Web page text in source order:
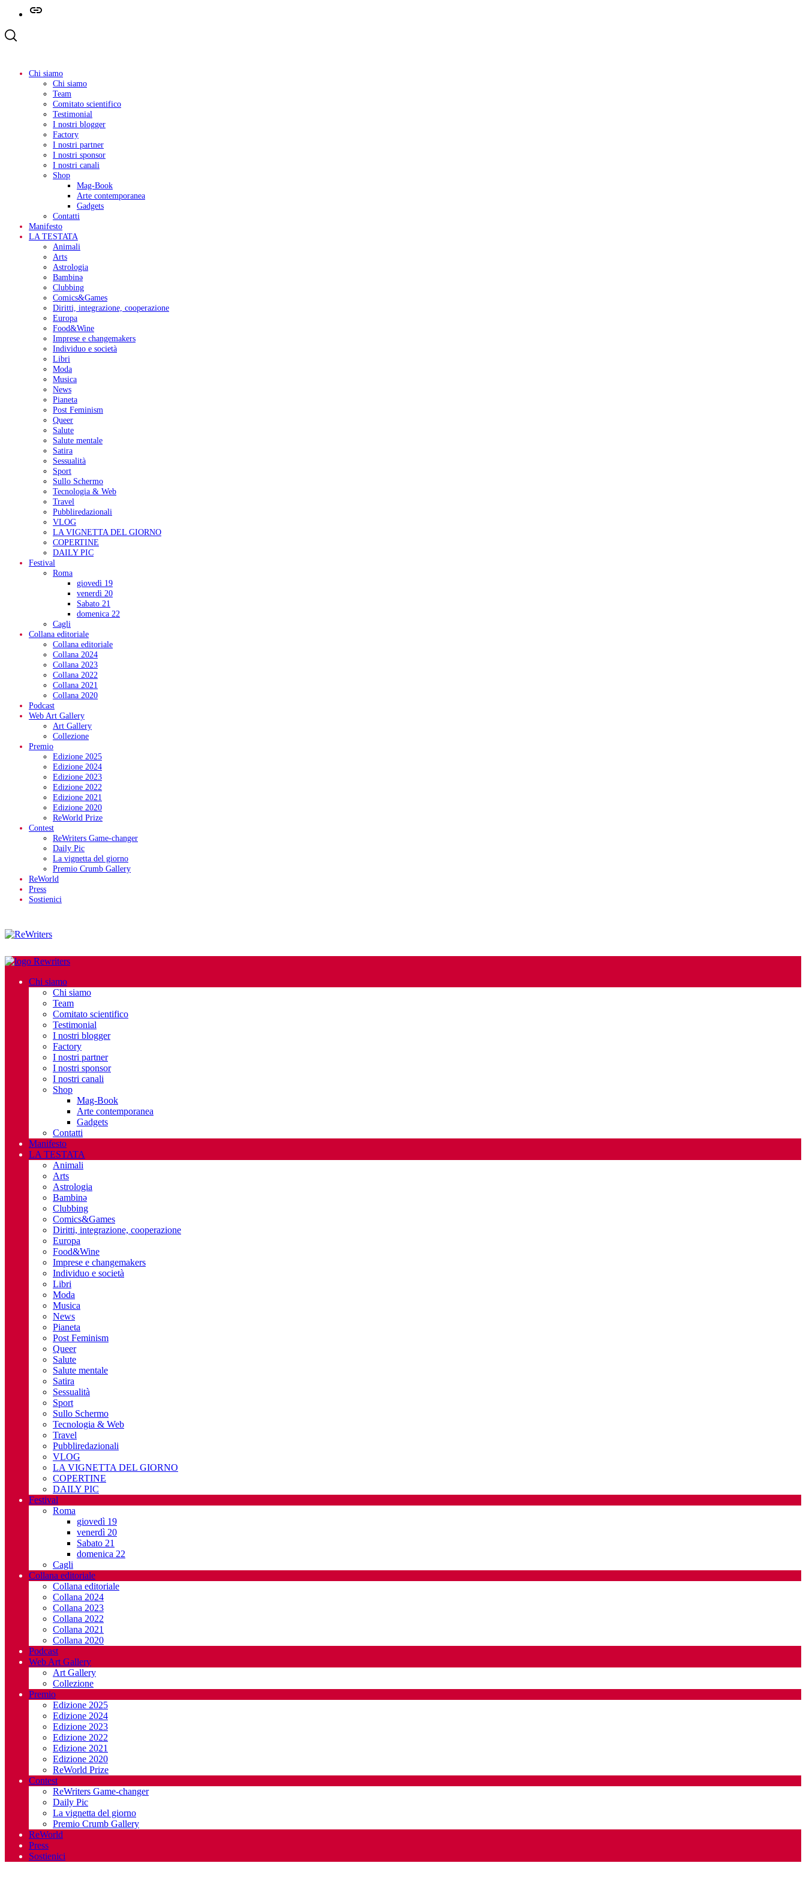
Telegram
Chi siamo
Chi siamo
Team
Comitato scientifico
Testimonial
I nostri blogger
Factory
I nostri partner
I nostri sponsor
I nostri canali
Shop
Mag-Book
Arte contemporanea
Gadgets
Contatti
Manifesto
LA TESTATA
Animali
Arts
Astrologia
Bambinə
Clubbing
Comics&Games
Diritti, integrazione, cooperazione
Europa
Food&Wine
Imprese e changemakers
Individuo e società
Libri
Moda
Musica
News
Pianeta
Post Feminism
Queer
Salute
Salute mentale
Satira
Sessualità
Sport
Sullo Schermo
Tecnologia & Web
Travel
Pubbliredazionali
VLOG
LA VIGNETTA DEL GIORNO
COPERTINE
DAILY PIC
Festival
Roma
giovedì 19
venerdì 20
Sabato 21
domenica 22
Cagli
Collana editoriale
Collana editoriale
Collana 2024
Collana 2023
Collana 2022
Collana 2021
Collana 2020
Podcast
Web Art Gallery
Art Gallery
Collezione
Premio
Edizione 2025
Edizione 2024
Edizione 2023
Edizione 2022
Edizione 2021
Edizione 2020
ReWorld Prize
Contest
ReWriters Game-changer
Daily Pic
La vignetta del giorno
Premio Crumb Gallery
ReWorld
Press
Sostienici
Chi siamo
Chi siamo
Team
Comitato scientifico
Testimonial
I nostri blogger
Factory
I nostri partner
I nostri sponsor
I nostri canali
Shop
Mag-Book
Arte contemporanea
Gadgets
Contatti
Manifesto
LA TESTATA
Animali
Arts
Astrologia
Bambinə
Clubbing
Comics&Games
Diritti, integrazione, cooperazione
Europa
Food&Wine
Imprese e changemakers
Individuo e società
Libri
Moda
Musica
News
Pianeta
Post Feminism
Queer
Salute
Salute mentale
Satira
Sessualità
Sport
Sullo Schermo
Tecnologia & Web
Travel
Pubbliredazionali
VLOG
LA VIGNETTA DEL GIORNO
COPERTINE
DAILY PIC
Festival
Roma
giovedì 19
venerdì 20
Sabato 21
domenica 22
Cagli
Collana editoriale
Collana editoriale
Collana 2024
Collana 2023
Collana 2022
Collana 2021
Collana 2020
Podcast
Web Art Gallery
Art Gallery
Collezione
Premio
Edizione 2025
Edizione 2024
Edizione 2023
Edizione 2022
Edizione 2021
Edizione 2020
ReWorld Prize
Contest
ReWriters Game-changer
Daily Pic
La vignetta del giorno
Premio Crumb Gallery
ReWorld
Press
Sostienici